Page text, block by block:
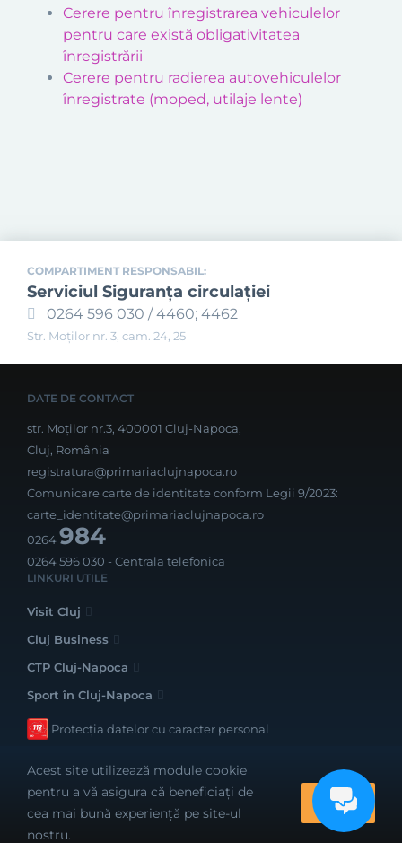
Cerere pentru înregistrarea vehiculelor
pentru care există obligativitatea
înregistrării
Cerere pentru radierea autovehiculelor
înregistrate (moped, utilaje lente)
COMPARTIMENT RESPONSABIL:
Serviciul Siguranţa circulaţiei
0264 596 030 / 4460; 4462
Str. Moţilor nr. 3, cam. 24, 25
DATE DE CONTACT
str. Moților nr.3, 400001 Cluj-Napoca,
Cluj, România
registratura@primariaclujnapoca.ro
Comunicare carte de identitate conform Legii 9/2023:
carte_identitate@primariaclujnapoca.ro
0264984
0264 596 030 - Centrala telefonica
LINKURI UTILE
Visit Cluj
Cluj Business
CTP Cluj-Napoca
Sport în Cluj-Napoca
Protecția datelor cu caracter personal
Realizat cu bune intenții de către
Acest site utilizează module cookie
pentru a vă asigura că beneficiați de
cea mai bună experiență pe site-ul
nostru.
OK